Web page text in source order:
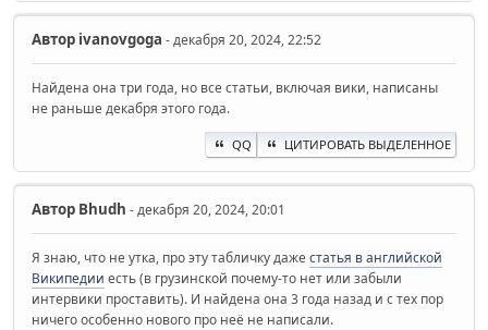
Автор ivanovgoga - декабря 20, 2024, 22:52
Найдена она три года, но все статьи, включая вики, написаны
не раньше декабря этого года.
QQ ЦИТИРОВАТЬ ВЫДЕЛЕННОЕ
Автор Bhudh - декабря 20, 2024, 20:01
Я знаю, что не утка, про эту табличку даже статья в английской
Википедии есть (в грузинской почему-то нет или забыли
интервики проставить). И найдена она 3 года назад и с тех пор
ничего особенно нового про неё не написали.